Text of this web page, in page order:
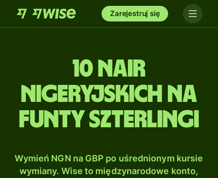
Zarejestruj się
10 Nair
nigeryjskich na
Funty szterlingi
Wymień NGN na GBP po uśrednionym kursie
wymiany. Wise to międzynarodowe konto,